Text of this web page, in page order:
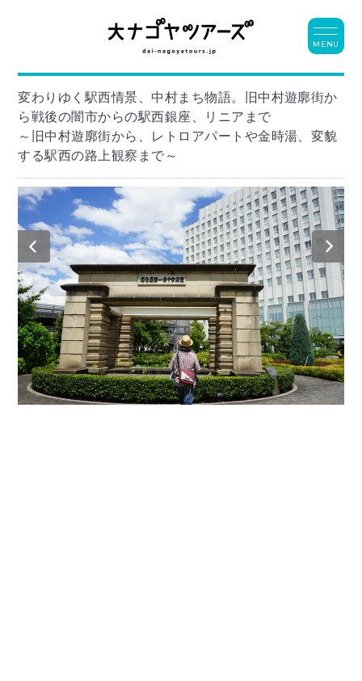
変わりゆく駅西情景、中村まち物語。旧中村遊廓街か
ら戦後の闇市からの駅西銀座、リニアまで
～旧中村遊廓街から、レトロアパートや金時湯、変貌
する駅西の路上観察まで～
MENU